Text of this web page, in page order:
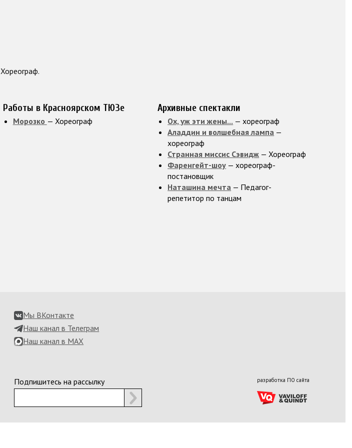
Хореограф.
Работы в Красноярском ТЮЗе
Морозко — Хореограф
Архивные спектакли
Ох, уж эти жены... — хореограф
Аладдин и волшебная лампа —
хореограф
Странная миссис Сэвидж — Хореограф
Фаренгейт-шоу — хореограф-
постановщик
Наташина мечта — Педагог-
репетитор по танцам
Мы ВКонтакте
Наш канал в Телеграм
Наш канал в MAX
Подпишитесь на рассылку разработка ПО сайта